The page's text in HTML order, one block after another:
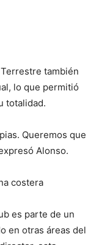
también
lo que permitió
totalidad.
Queremos que
Alonso.
costera
es parte de un
en otras áreas del